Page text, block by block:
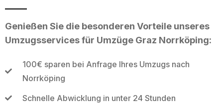
Genießen Sie die besonderen Vorteile unseres
Umzugsservices für Umzüge Graz Norrköping:
100€ sparen bei Anfrage Ihres Umzugs nach
Norrköping
Schnelle Abwicklung in unter 24 Stunden